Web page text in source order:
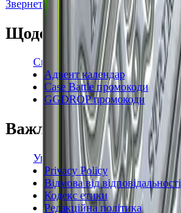
Звернеться по допомогу
Щоденні бонуси
Свіжі промокоди
Адвент календар
Case Battle промокоди
GGDROP промокоди
Важлива інформація
Угода користувача
Privacy Policy
Відмова від відповідальності
Кодекс етики
Редакційна політика